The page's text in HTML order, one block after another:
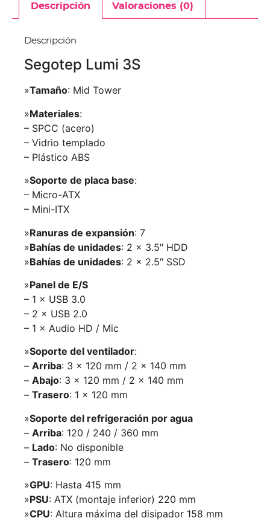
Descripción Valoraciones (0)
Descripción
Segotep Lumi 3S
»Tamaño: Mid Tower
»Materiales:
– SPCC (acero)
– Vidrio templado
– Plástico ABS
»Soporte de placa base:
– Micro-ATX
– Mini-ITX
»Ranuras de expansión: 7
»Bahías de unidades: 2 × 3.5″ HDD
»Bahías de unidades: 2 × 2.5″ SSD
»Panel de E/S
– 1 × USB 3.0
– 2 × USB 2.0
– 1 × Audio HD / Mic
»Soporte del ventilador:
– Arriba: 3 × 120 mm / 2 × 140 mm
– Abajo: 3 × 120 mm / 2 × 140 mm
– Trasero: 1 × 120 mm
»Soporte del refrigeración por agua
– Arriba: 120 / 240 / 360 mm
– Lado: No disponible
– Trasero: 120 mm
»GPU: Hasta 415 mm
»PSU: ATX (montaje inferior) 220 mm
»CPU: Altura máxima del disipador 158 mm